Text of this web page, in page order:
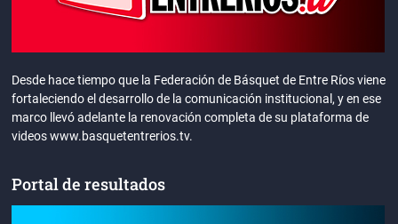
Desde hace tiempo que la Federación de Básquet de Entre Ríos viene
fortaleciendo el desarrollo de la comunicación institucional, y en ese
marco llevó adelante la renovación completa de su plataforma de
videos www.basquetentrerios.tv.
Portal de resultados